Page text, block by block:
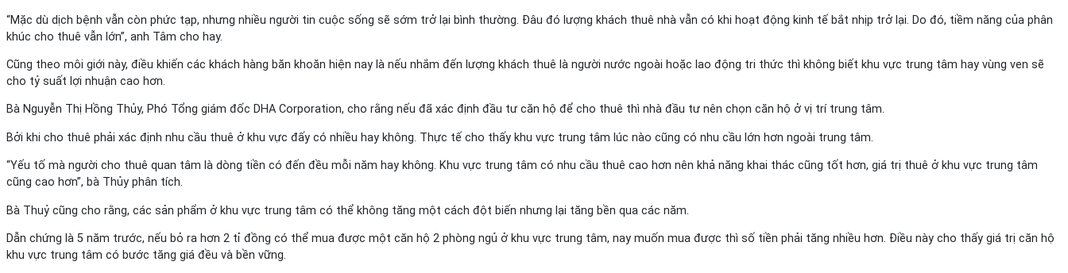
“Mặc dù dịch bệnh vẫn còn phức tạp, nhưng nhiều người tin cuộc sống sẽ sớm trở lại bình thường. Đâu đó lượng khách thuê nhà vẫn có khi hoạt động kinh tế bắt nhịp trở lại. Do đó, tiềm năng của phân
khúc cho thuê vẫn lớn”, anh Tâm cho hay.
Cũng theo môi giới này, điều khiến các khách hàng băn khoăn hiện nay là nếu nhắm đến lượng khách thuê là người nước ngoài hoặc lao động tri thức thì không biết khu vực trung tâm hay vùng ven sẽ
cho tỷ suất lợi nhuận cao hơn.
Bà Nguyễn Thị Hồng Thủy, Phó Tổng giám đốc DHA Corporation, cho rằng nếu đã xác định đầu tư căn hộ để cho thuê thì nhà đầu tư nên chọn căn hộ ở vị trí trung tâm.
Bởi khi cho thuê phải xác định nhu cầu thuê ở khu vực đấy có nhiều hay không. Thực tế cho thấy khu vực trung tâm lúc nào cũng có nhu cầu lớn hơn ngoài trung tâm.
“Yếu tố mà người cho thuê quan tâm là dòng tiền có đến đều mỗi năm hay không. Khu vực trung tâm có nhu cầu thuê cao hơn nên khả năng khai thác cũng tốt hơn, giá trị thuê ở khu vực trung tâm
cũng cao hơn”, bà Thủy phân tích.
Bà Thuỷ cũng cho rằng, các sản phẩm ở khu vực trung tâm có thể không tăng một cách đột biến nhưng lại tăng bền qua các năm.
Dẫn chứng là 5 năm trước, nếu bỏ ra hơn 2 tỉ đồng có thể mua được một căn hộ 2 phòng ngủ ở khu vực trung tâm, nay muốn mua được thì số tiền phải tăng nhiều hơn. Điều này cho thấy giá trị căn hộ
khu vực trung tâm có bước tăng giá đều và bền vững.